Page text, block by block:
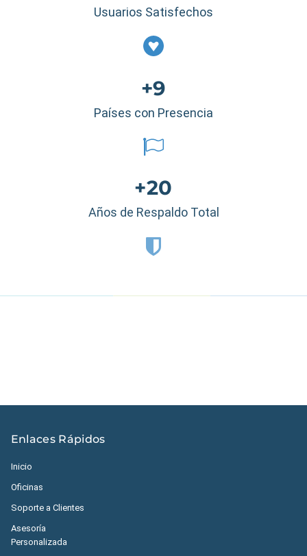
Usuarios Satisfechos
+9
Países con Presencia
+20
Años de Respaldo Total
Enlaces Rápidos
Inicio
Oficinas
Soporte a Clientes
Asesoría
Personalizada